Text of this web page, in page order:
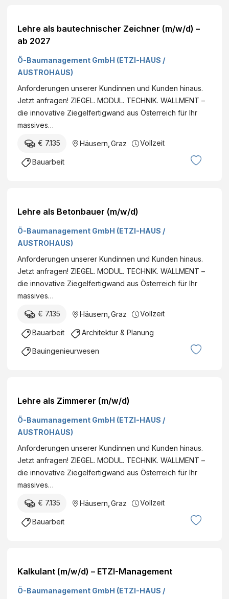
Lehre als bautechnischer Zeichner (m/w/d) –
ab 2027
Ö-Baumanagement GmbH (ETZI-HAUS /
AUSTROHAUS)
Anforderungen unserer Kundinnen und Kunden hinaus.
Jetzt anfragen! ZIEGEL. MODUL. TECHNIK. WALLMENT –
die innovative Ziegelfertigwand aus Österreich für Ihr
massives…
€ 7.135 Häusern Graz Vollzeit
Bauarbeit
Lehre als Betonbauer (m/w/d)
Ö-Baumanagement GmbH (ETZI-HAUS /
AUSTROHAUS)
Anforderungen unserer Kundinnen und Kunden hinaus.
Jetzt anfragen! ZIEGEL. MODUL. TECHNIK. WALLMENT –
die innovative Ziegelfertigwand aus Österreich für Ihr
massives…
€ 7.135 Häusern Graz Vollzeit
Bauarbeit Architektur & Planung
Bauingenieurwesen
Lehre als Zimmerer (m/w/d)
Ö-Baumanagement GmbH (ETZI-HAUS /
AUSTROHAUS)
Anforderungen unserer Kundinnen und Kunden hinaus.
Jetzt anfragen! ZIEGEL. MODUL. TECHNIK. WALLMENT –
die innovative Ziegelfertigwand aus Österreich für Ihr
massives…
€ 7.135 Häusern Graz Vollzeit
Bauarbeit
Kalkulant (m/w/d) – ETZI-Management
Ö-Baumanagement GmbH (ETZI-HAUS /